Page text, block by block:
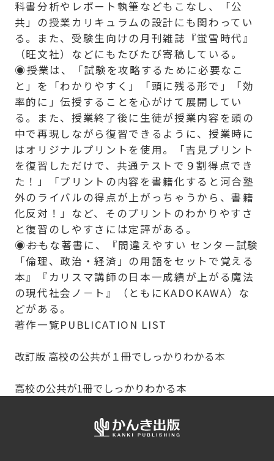
科書分析やレポート執筆などもこなし、「公
共」の授業カリキュラムの設計にも関わってい
る。また、受験生向けの月刊雑誌『蛍雪時代』
（旺文社）などにもたびたび寄稿している。
◉――授業は、「試験を攻略するために必要なこ
と」を「わかりやすく」「頭に残る形で」「効
率的に」伝授することを心がけて展開してい
る。また、授業終了後に生徒が授業内容を頭の
中で再現しながら復習できるように、授業時に
はオリジナルプリントを使用。「吉見プリント
を復習しただけで、共通テストで９割得点でき
た！」「プリントの内容を書籍化すると河合塾
外のライバルの得点が上がっちゃうから、書籍
化反対！」など、そのプリントのわかりやすさ
と復習のしやすさには定評がある。
◉――おもな著書に、『間違えやすい センター試験
「倫理、政治・経済」の用語をセットで覚える
本』『カリスマ講師の日本一成績が上がる魔法
の現代社会ノ－ト』（ともにKADOKAWA）な
どがある。
著作一覧PUBLICATION LIST
改訂版 高校の公共が１冊でしっかりわかる本
高校の公共が1冊でしっかりわかる本